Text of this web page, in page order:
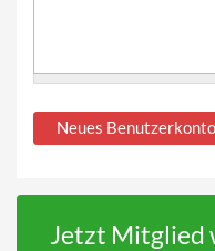
Jetzt Mitglied